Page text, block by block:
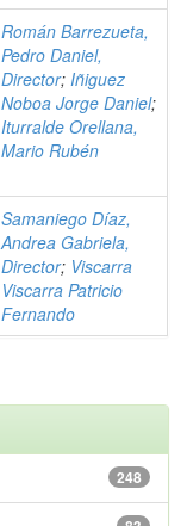
Román Barrezueta,
Pedro Daniel,
Director; Iñiguez
Noboa Jorge Daniel;
Iturralde Orellana,
Mario Rubén
Samaniego Díaz,
Andrea Gabriela,
Director; Viscarra
Viscarra Patricio
Fernando
248